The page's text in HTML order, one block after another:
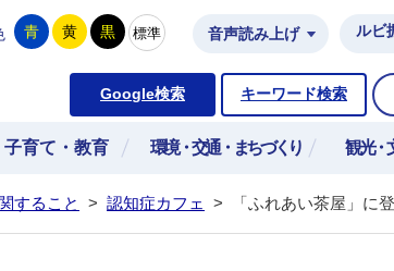
ージ
青 黄 黒 標準 音声読み上げ ルビ
Google検索 キーワード検索
子育て・教育 環境・交通・まちづくり 観光・
すること > 認知症カフェ > 「ふれあい茶屋」に